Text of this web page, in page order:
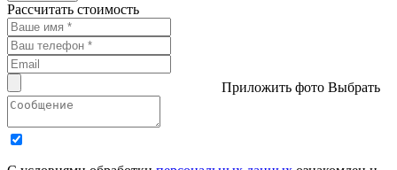
Рассчитать стоимость
Приложить фото Выбрать